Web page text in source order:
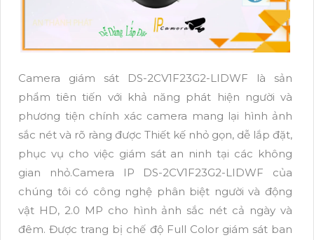
Camera giám sát DS-2CV1F23G2-LIDWF là sản
phẩm tiên tiến với khả năng phát hiện người và
phương tiện chính xác camera mang lại hình ảnh
sắc nét và rõ ràng được Thiết kế nhỏ gọn, dễ lắp đặt,
phục vụ cho việc giám sát an ninh tại các không
gian nhỏ.Camera IP DS-2CV1F23G2-LIDWF của
chúng tôi có công nghệ phân biệt người và động
vật HD, 2.0 MP cho hình ảnh sắc nét cả ngày và
đêm. Được trang bị chế độ Full Color giám sát ban